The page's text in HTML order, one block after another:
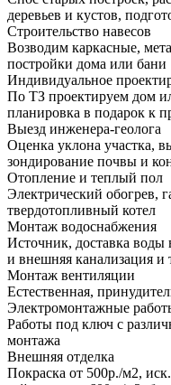
деревьев и кустов,
Строительство навесов
Возводим каркасные,
постройки дома или бани
Индивидуальное
По ТЗ проектируем дом
планировка в подарок к
Выезд инженера-геолога
Оценка уклона участка,
зондирование почвы и
Отопление и теплый пол
Электрический обогрев,
твердотопливный котел
Монтаж водоснабжения
Источник, доставка воды
и внешняя канализация и
Монтаж вентиляции
Естественная,
Электромонтажные
Работы под ключ с
монтажа
Внешняя отделка
Покраска от 500р./м2,